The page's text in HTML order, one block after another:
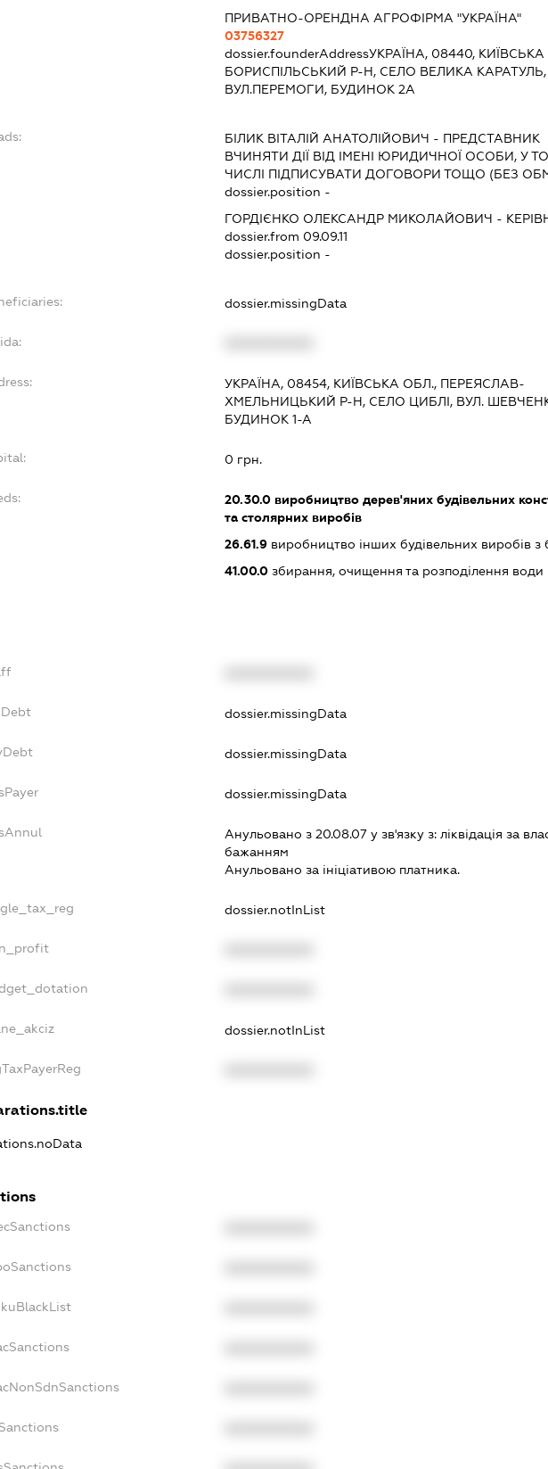
ПРИВАТНО-ОРЕНДНА АГРОФІРМА "УКРАЇНА"
03756327
dossier.founderAddressУКРАЇНА, 08440,
БОРИСПІЛЬСЬКИЙ Р-Н, СЕЛО ВЕЛИКА КАРАТУЛЬ,
ВУЛ.ПЕРЕМОГИ, БУДИНОК 2А
БІЛИК ВІТАЛІЙ АНАТОЛІЙОВИЧ - ПРЕДСТАВНИК
ВЧИНЯТИ ДІЇ ВІД ІМЕНІ ЮРИДИЧНОЇ ОСОБИ, У
ЧИСЛІ ПІДПИСУВАТИ ДОГОВОРИ ТОЩО (БЕЗ
dossier.position -
ГОРДІЄНКО ОЛЕКСАНДР МИКОЛАЙОВИЧ -
dossier.from 09.09.11
dossier.position -
dossier.missingData
УКРАЇНА, 08454, КИЇВСЬКА ОБЛ., ПЕРЕЯСЛАВ-
ХМЕЛЬНИЦЬКИЙ Р-Н, СЕЛО ЦИБЛІ, ВУЛ.
БУДИНОК 1-А
0 грн.
20.30.0 виробництво дерев'яних будівельних
та столярних виробів
26.61.9 виробництво інших будівельних виробів з
41.00.0 збирання, очищення та розподілення води
dossier.missingData
dossier.missingData
dossier.missingData
Анульовано з 20.08.07 у зв'язку з:лiквiдацiя за
бажанням
Анульовано за iнiцiативою платника.
dossier.notInList
dossier.notInList